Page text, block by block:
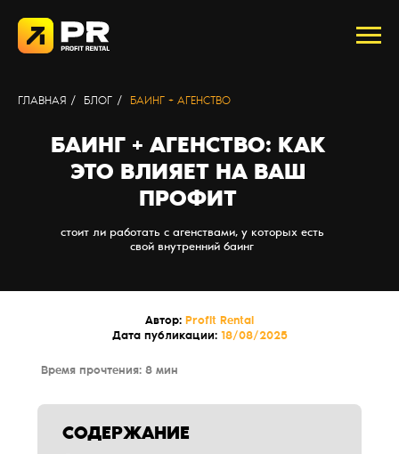
ГЛАВНАЯ / БЛОГ / БАИНГ + АГЕНСТВО
БАИНГ + АГЕНСТВО: КАК
ЭТО ВЛИЯЕТ НА ВАШ
ПРОФИТ
стоит ли работать с агенствами, у которых есть
свой внутренний баинг
Дата публикации:18/08/2025
Автор: Profit Rental
Время прочтения: 8 мин
СОДЕРЖАНИЕ